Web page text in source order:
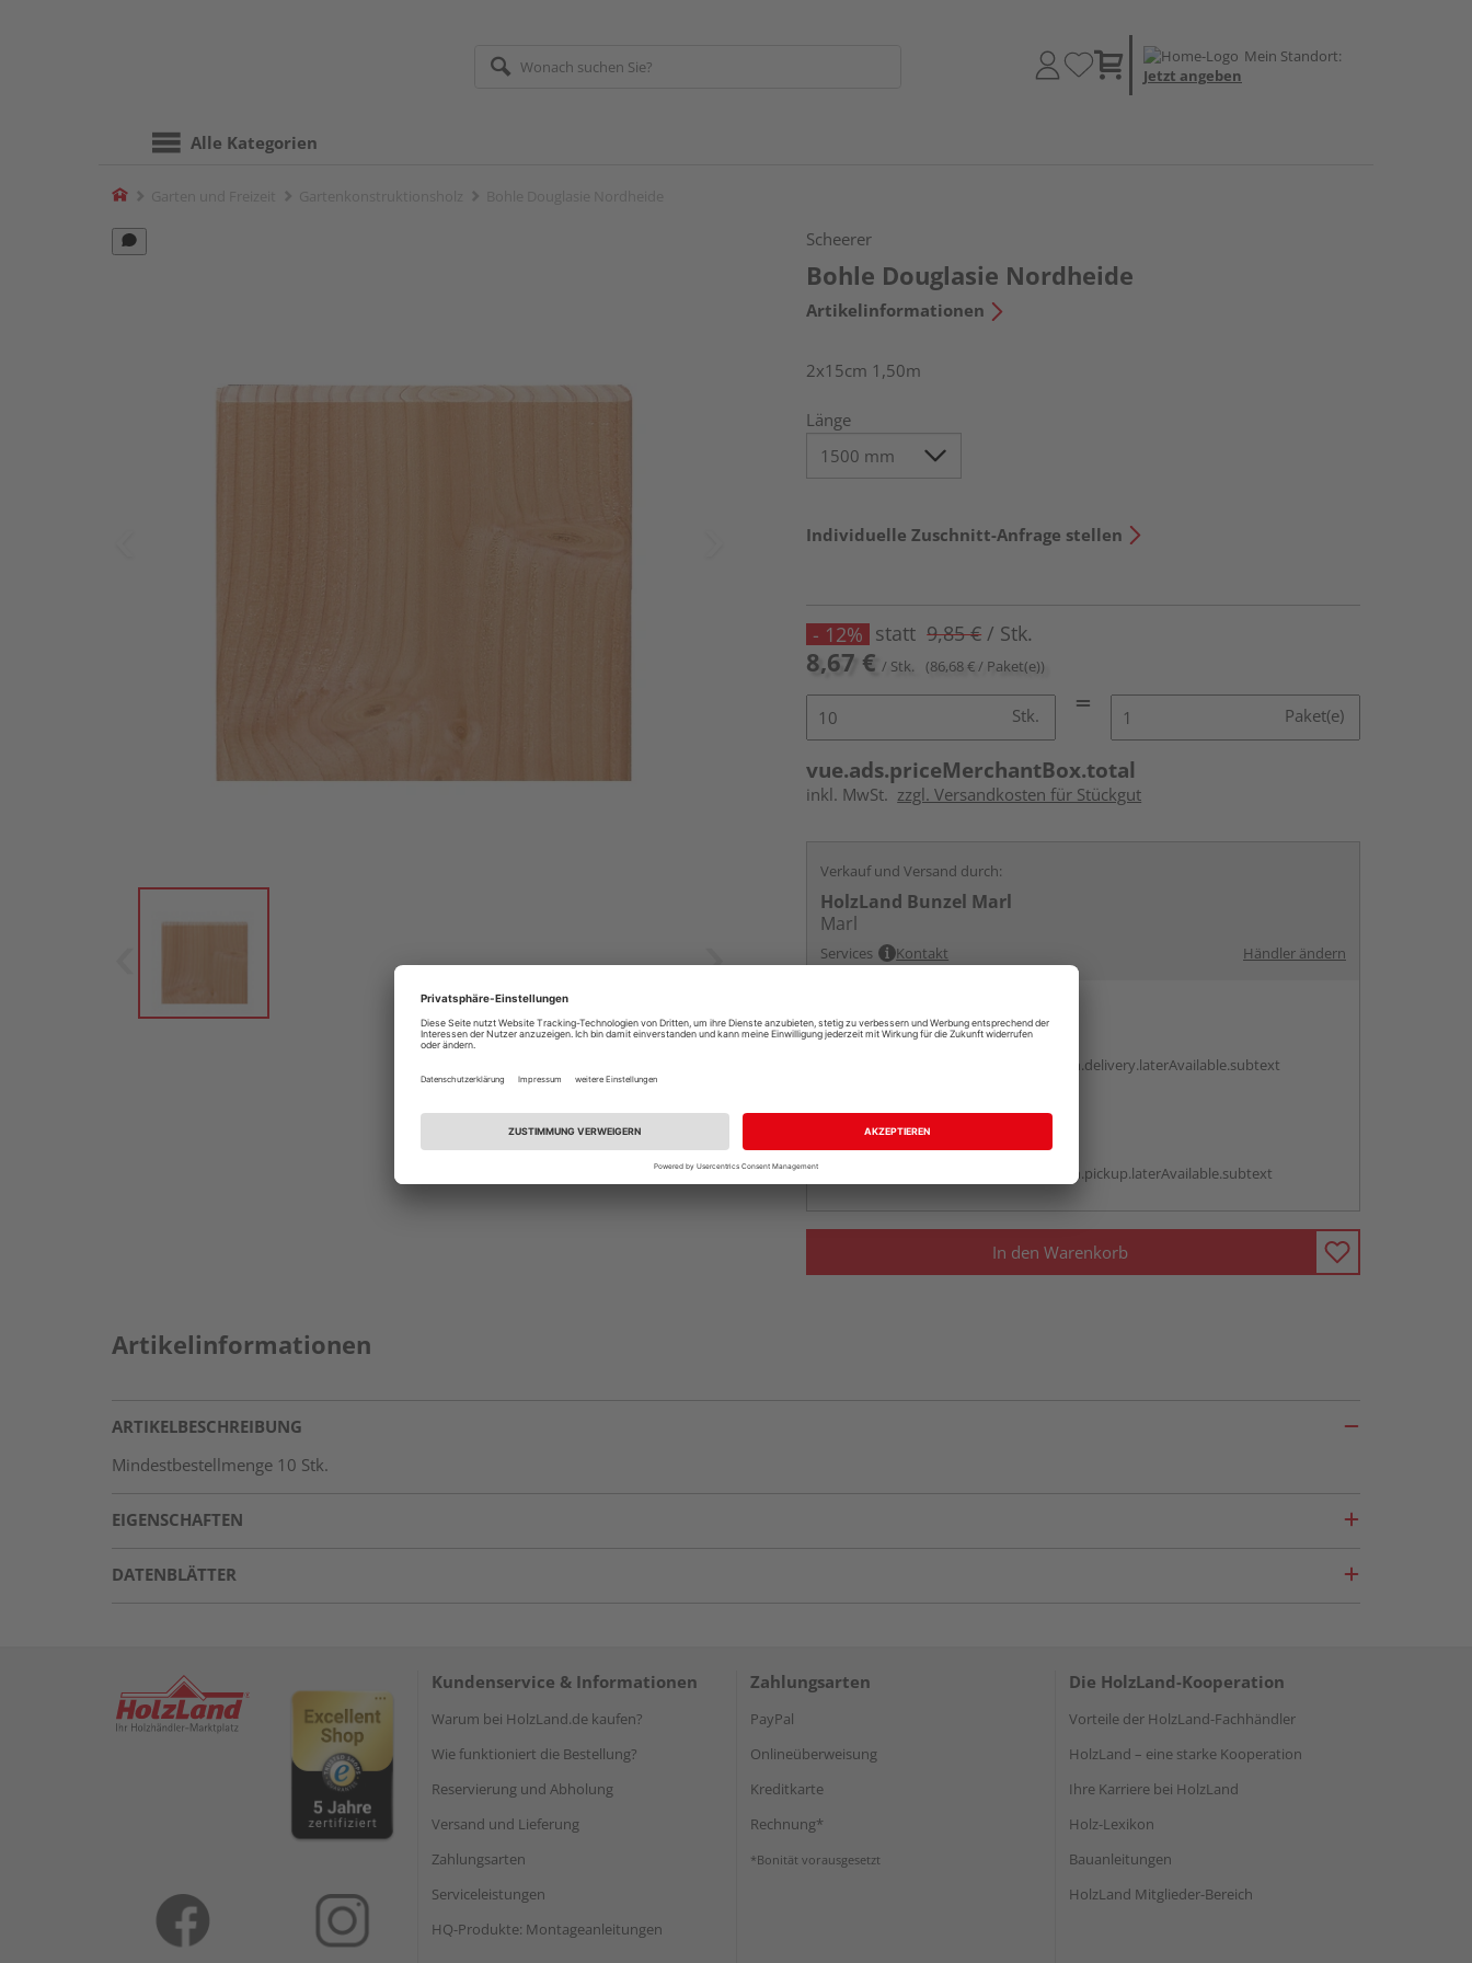
Mein Standort:
Jetzt angeben
Alle Kategorien
Home
Scheerer
Bohle Douglasie Nordheide
Artikelinformationen
2x15cm 1,50m
Länge
Individuelle Zuschnitt-Anfrage stellen
- 12% statt 9,85 € / Stk.
8,67 € / Stk. (86,68 € / Paket(e))
Stk. Paket(e)
vue.ads.priceMerchantBox.total
inkl. MwSt. zzgl. Versandkosten für Stückgut
Verkauf und Versand durch:
HolzLand Bunzel Marl
Marl
Services Kontakt Händler ändern
Online bestellen
Auf Vorbestellung:
vue.ads.priceMerchantBox.option.delivery.laterAvailable.subtext
Beim Händler abholen
Auf Vorbestellung:
vue.ads.priceMerchantBox.option.pickup.laterAvailable.subtext
In den Warenkorb
Artikelinformationen
ARTIKELBESCHREIBUNG
Mindestbestellmenge 10 Stk.
EIGENSCHAFTEN
DATENBLÄTTER
Kundenservice & Informationen
Warum bei HolzLand.de kaufen?
Wie funktioniert die Bestellung?
Reservierung und Abholung
Versand und Lieferung
Zahlungsarten
Serviceleistungen
HQ-Produkte: Montageanleitungen
Zahlungsarten
PayPal
Onlineüberweisung
Kreditkarte
Rechnung*
*Bonität vorausgesetzt
Die HolzLand-Kooperation
Vorteile der HolzLand-Fachhändler
HolzLand – eine starke Kooperation
Ihre Karriere bei HolzLand
Holz-Lexikon
Bauanleitungen
HolzLand Mitglieder-Bereich